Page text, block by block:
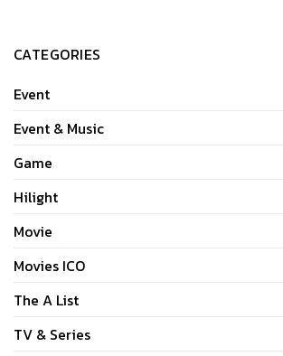
CATEGORIES
Event
Event & Music
Game
Hilight
Movie
Movies ICO
The A List
TV & Series